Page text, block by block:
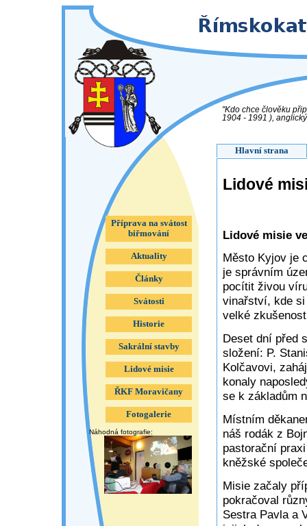
"Kdo chce člověku
1904 - 1991 ),
Hlavní strana
Lidové
Lidové misie
Město Kyjov je
je správním
pocítit živou
vinařství, kde
velké
Deset dní před
složení: P.
Kolčavovi,
konaly
se k základům
Místním
náš rodák z
pastorační
kněžské
Misie začaly
pokračoval
Sestra Pavla a
Příprava na svátost
biřmování
Aktuality
Články
Svátosti
Historie
Sakrální stavby
Lidové misie
ŘKF Moravičany
Fotogalerie
Náhodná fotografie: